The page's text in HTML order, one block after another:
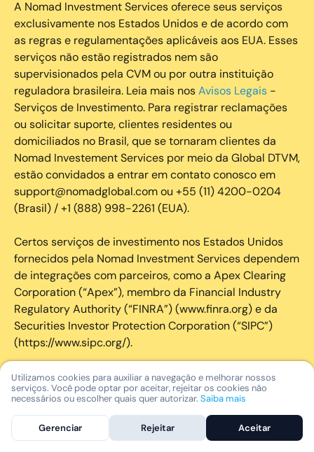
A Nomad Investment Services oferece seus serviços
exclusivamente nos Estados Unidos e de acordo com
as regras e regulamentações aplicáveis aos EUA. Esses
serviços não estão registrados nem são
supervisionados pela CVM ou por outra instituição
reguladora brasileira. Leia mais nosAvisos Legais -
Serviços de Investimento. Para registrar reclamações
ou solicitar suporte, clientes residentes ou
domiciliados no Brasil, que se tornaram clientes da
Nomad Investement Services por meio da Global DTVM,
estão convidados a entrar em contato conosco em
support@nomadglobal.com ou +55 (11) 4200-0204
(Brasil) / +1 (888) 998-2261 (EUA).
Certos serviços de investimento nos Estados Unidos
fornecidos pela Nomad Investment Services dependem
de integrações com parceiros, como a Apex Clearing
Corporation (“Apex”), membro da Financial Industry
Regulatory Authority (“FINRA”) (www.finra.org) e da
Securities Investor Protection Corporation (“SIPC”)
(https://www.sipc.org/).
A SIPC protege os valores mobiliários de clientes de
seus membros em até US$ 250.000,00 para
disponível mediante solicitação ou em www.sipc.org. O
SIPC não protege contra perdas de mercado e não
Utilizamos cookies para auxiliar a navegação e melhorar nossos
serviços. Você pode optar por aceitar, rejeitar os cookies não
necessários ou escolher quais quer autorizar. Saiba mais
Gerenciar Rejeitar Aceitar